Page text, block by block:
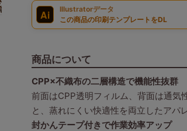
面透明｜10枚入
ット 1,254税込
（大）前面透明｜100
枚入
1セット ¥3,740税込
Ai
Illustratorデータ
この商品の印刷テンプレートをDL
商品について
CPP×不織布の二層構造で機能性抜群
前面はCPP透明フィルム、背面は通気
と、蒸れにくい快適性を両立したアパ
封かんテープ付きで作業効率アップ